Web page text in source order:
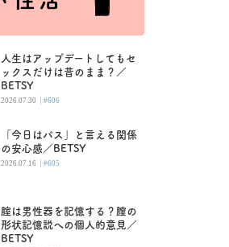
人生はアップデートしてもセ
ックスだけは昔のまま？／
BETSY
2026.07.30 | #606
「今日はパス」と言える関係
の安心感／BETSY
2026.07.16 | #605
腟は男性器を記憶する？膣の
形状記憶説への個人的意見／
BETSY